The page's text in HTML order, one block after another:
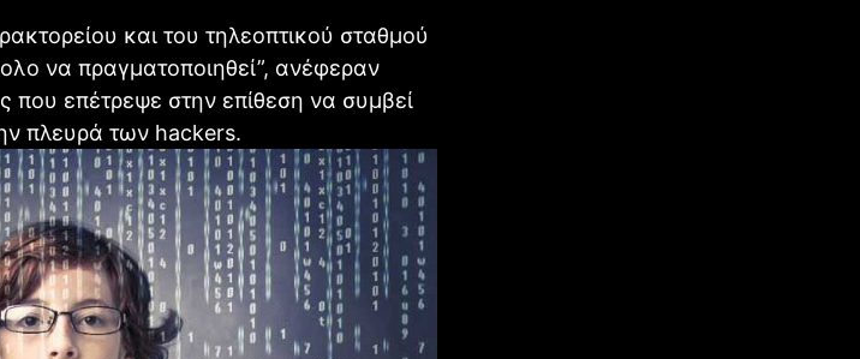
και του τηλεοπτικού σταθμού
να πραγματοποιηθεί”, ανέφεραν
επέτρεψε στην επίθεση να συμβεί
πλευρά των hackers.